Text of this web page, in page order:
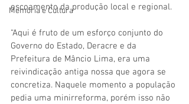
Memória e Cultura
escoamento da produção local e regional.
“Aqui é fruto de um esforço conjunto do
Governo do Estado, Deracre e da
Prefeitura de Mâncio Lima, era uma
reivindicação antiga nossa que agora se
concretiza. Naquele momento a população
pedia uma minirreforma, porém isso não